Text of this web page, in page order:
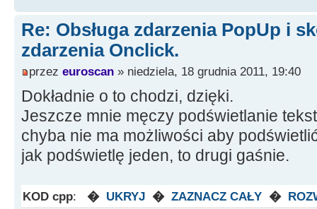
Re: Obsługa zdarzenia PopUp i
zdarzenia Onclick.
przez euroscan » niedziela, 18 grudnia 2011, 19:40
Dokładnie o to chodzi, dzięki.
Jeszcze mnie męczy podświetlanie
chyba nie ma możliwości aby
jak podświetlę jeden, to drugi gaśnie.
KOD cpp: � UKRYJ � ZAZNACZ CAŁY �